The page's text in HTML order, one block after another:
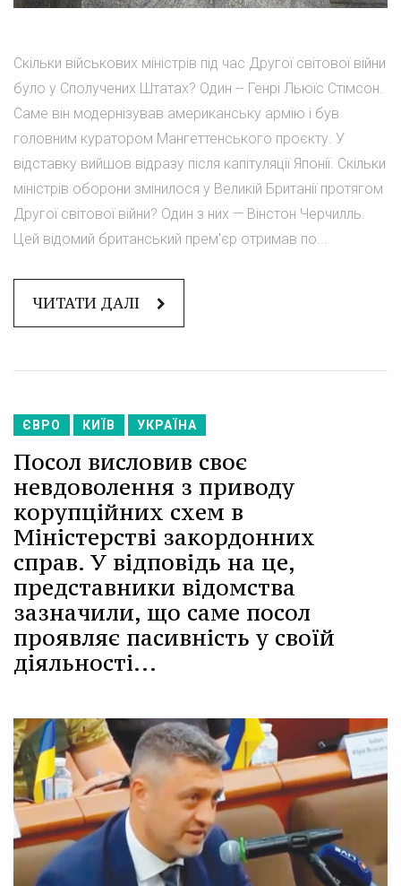
Скільки військових міністрів під час Другої світової війни
було у Сполучених Штатах? Один -- Генрі Льюїс Стімсон.
Саме він модернізував американську армію і був
головним куратором Мангеттенського проєкту. У
відставку вийшов відразу після капітуляції Японії. Скільки
міністрів оборони змінилося у Великій Британії протягом
Другої світової війни? Один з них — Вінстон Черчилль.
Цей відомий британський прем'єр отримав по...
ЧИТАТИ ДАЛІ
ЄВРО КИЇВ УКРАЇНА
Посол висловив своє
невдоволення з приводу
корупційних схем в
Міністерстві закордонних
справ. У відповідь на це,
представники відомства
зазначили, що саме посол
проявляє пасивність у своїй
діяльності...